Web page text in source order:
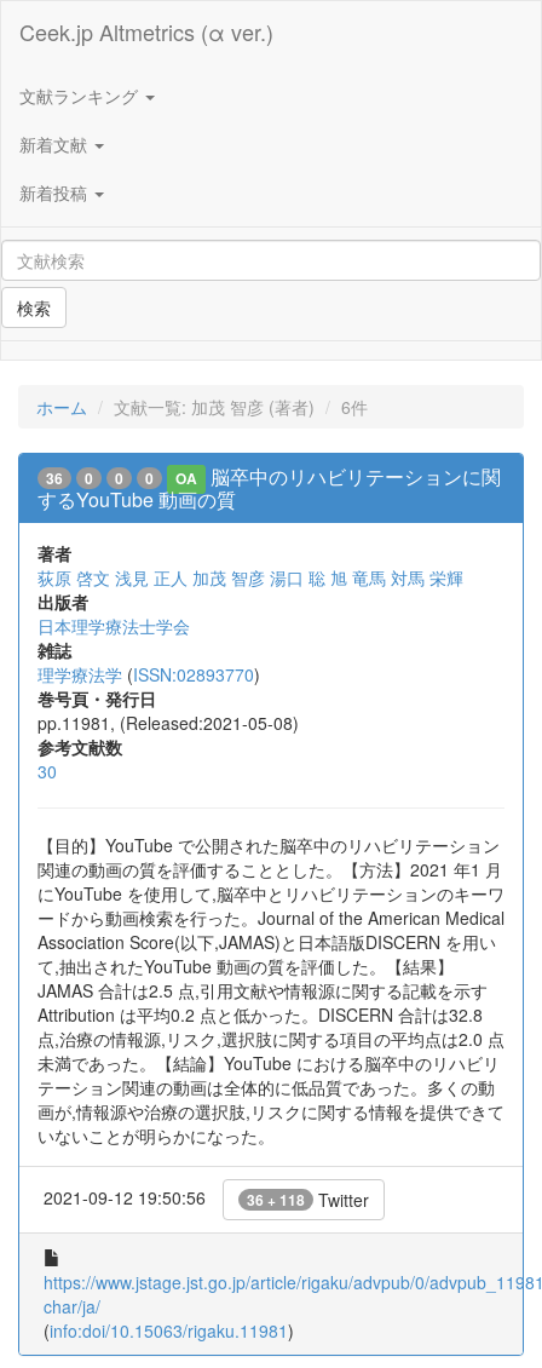
Ceek.jp Altmetrics (α ver.)
文献ランキング
新着文献
新着投稿
検索
ホーム 文献一覧: 加茂 智彦 (著者) 6件
36 0 0 0 OA
脳卒中のリハビリテーションに関
するYouTube 動画の質
著者
荻原 啓文 浅見 正人 加茂 智彦 湯口 聡 旭 竜馬 対馬 栄輝
出版者
日本理学療法士学会
雑誌
理学療法学 (ISSN:02893770)
巻号頁・発行日
pp.11981, (Released:2021-05-08)
参考文献数
30
【目的】YouTube で公開された脳卒中のリハビリテーション
関連の動画の質を評価することとした。【方法】2021 年1 月
にYouTube を使用して,脳卒中とリハビリテーションのキーワ
ードから動画検索を行った。Journal of the American Medical
Association Score(以下,JAMAS)と日本語版DISCERN を用い
て,抽出されたYouTube 動画の質を評価した。【結果】
JAMAS 合計は2.5 点,引用文献や情報源に関する記載を示す
Attribution は平均0.2 点と低かった。DISCERN 合計は32.8
点,治療の情報源,リスク,選択肢に関する項目の平均点は2.0 点
未満であった。【結論】YouTube における脳卒中のリハビリ
テーション関連の動画は全体的に低品質であった。多くの動
画が,情報源や治療の選択肢,リスクに関する情報を提供できて
いないことが明らかになった。
2021-09-12 19:50:56 36 + 118 Twitter
https://www.jstage.jst.go.jp/article/rigaku/advpub/0/
char/ja/
(info:doi/10.15063/rigaku.11981)